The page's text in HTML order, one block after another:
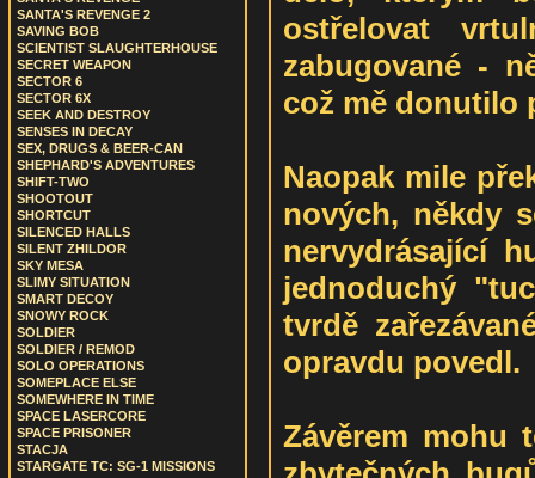
SANTA'S REVENGE 2
SAVING BOB
SCIENTIST SLAUGHTERHOUSE
SECRET WEAPON
SECTOR 6
SECTOR 6X
SEEK AND DESTROY
SENSES IN DECAY
SEX, DRUGS & BEER-CAN
SHEPHARD'S ADVENTURES
SHIFT-TWO
SHOOTOUT
SHORTCUT
SILENCED HALLS
SILENT ZHILDOR
SKY MESA
SLIMY SITUATION
SMART DECOY
SNOWY ROCK
SOLDIER
SOLDIER / REMOD
SOLO OPERATIONS
SOMEPLACE ELSE
SOMEWHERE IN TIME
SPACE LASERCORE
SPACE PRISONER
STACJA
STARGATE TC: SG-1 MISSIONS
ostřelovat
zabugované -
což mě donutilo
Naopak mile
nových, někdy
nervydrásající
jednoduchý
tvrdě
opravdu povedl.
Závěrem mohu